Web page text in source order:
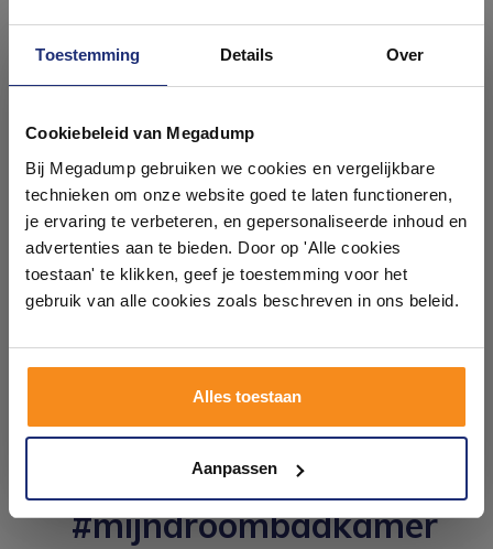
Toestemming Details Over
Cookiebeleid van Megadump
Bij Megadump gebruiken we cookies en vergelijkbare
technieken om onze website goed te laten functioneren,
je ervaring te verbeteren, en gepersonaliseerde inhoud en
advertenties aan te bieden. Door op 'Alle cookies
toestaan' te klikken, geef je toestemming voor het
gebruik van alle cookies zoals beschreven in ons beleid.
Alles toestaan
Aanpassen
compleet tbv toiletzitting
type 2
volgende werkdag in huis
22,20
18,35
compleet tbv toiletzitting
Flatline 2.0
volgende (werk)dag in huis
18,35
#mijndroombadkamer
badkamers in onze 1000 m²
showroom
Laat je inspireren door 21 volledig ingerichte
badkameropstellingen – van compact tot luxe. Onze
ervaren adviseurs helpen je persoonlijk, en je vindt
tegels & sanitair direct uit voorraad. Gratis parkeren
op eigen terrein.
Kom langs en ervaar zelf het verschil!